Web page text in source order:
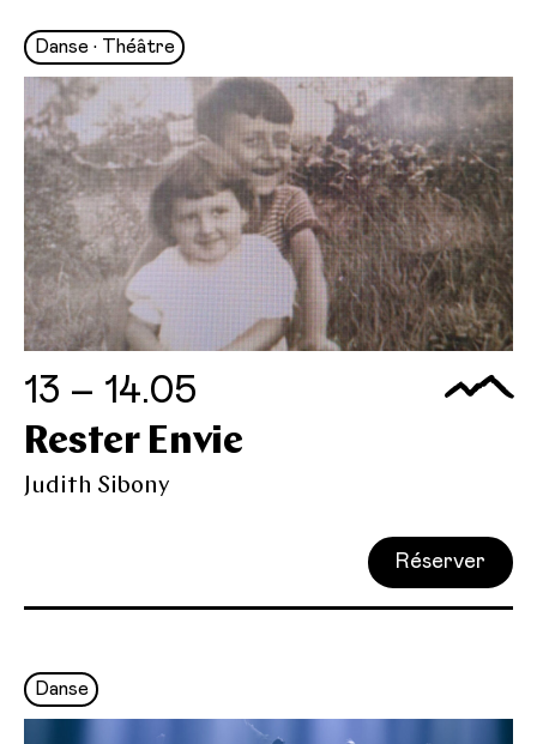
Danse • Théâtre
13 – 14.05
Rester Envie
Judith Sibony
Réserver
Danse